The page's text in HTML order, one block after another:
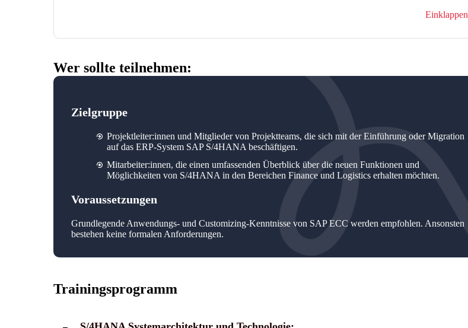
Einklappen
Wer sollte teilnehmen:
Zielgruppe
Projektleiter:innen und Mitglieder von Projektteams, die sich mit der Einführung oder Migration
auf das ERP-System SAP S/4HANA beschäftigen.
Mitarbeiter:innen, die einen umfassenden Überblick über die neuen Funktionen und
Möglichkeiten von S/4HANA in den Bereichen Finance und Logistics erhalten möchten.
Voraussetzungen
Grundlegende Anwendungs- und Customizing-Kenntnisse von SAP ECC werden empfohlen. Ansonsten
bestehen keine formalen Anforderungen.
Trainingsprogramm